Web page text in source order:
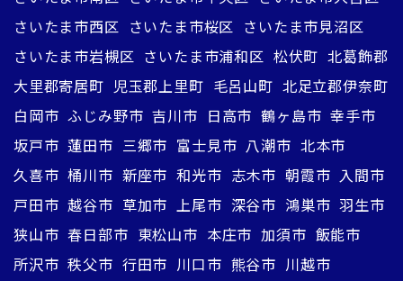
さいたま市西区 さいたま市桜区 さいたま市見沼区
さいたま市岩槻区 さいたま市浦和区 松伏町 北葛飾郡
大里郡寄居町 児玉郡上里町 毛呂山町 北足立郡伊奈町
白岡市 ふじみ野市 吉川市 日高市 鶴ヶ島市 幸手市
坂戸市 蓮田市 三郷市 富士見市 八潮市 北本市
久喜市 桶川市 新座市 和光市 志木市 朝霞市 入間市
戸田市 越谷市 草加市 上尾市 深谷市 鴻巣市 羽生市
狭山市 春日部市 東松山市 本庄市 加須市 飯能市
所沢市 秩父市 行田市 川口市 熊谷市 川越市